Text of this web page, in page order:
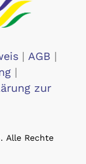
| AGB |
|
zur